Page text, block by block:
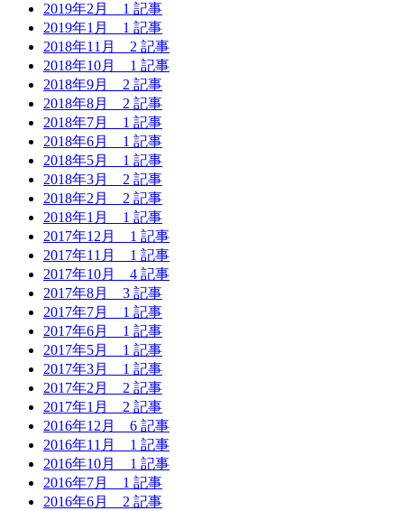
2019年2月 1 記事
2019年1月 1 記事
2018年11月 2 記事
2018年10月 1 記事
2018年9月 2 記事
2018年8月 2 記事
2018年7月 1 記事
2018年6月 1 記事
2018年5月 1 記事
2018年3月 2 記事
2018年2月 2 記事
2018年1月 1 記事
2017年12月 1 記事
2017年11月 1 記事
2017年10月 4 記事
2017年8月 3 記事
2017年7月 1 記事
2017年6月 1 記事
2017年5月 1 記事
2017年3月 1 記事
2017年2月 2 記事
2017年1月 2 記事
2016年12月 6 記事
2016年11月 1 記事
2016年10月 1 記事
2016年7月 1 記事
2016年6月 2 記事